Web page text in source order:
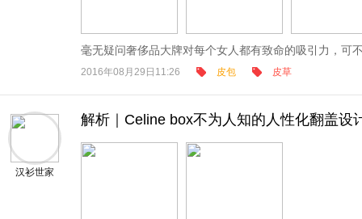
毫无疑问奢侈品大牌对每个女人都有致命的吸引力，可
2016年08月29日11:26 皮包 皮草
汉衫世家
解析｜Celine box不为人知的人性化翻盖设